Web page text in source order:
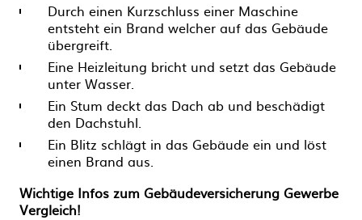
Durch einen Kurzschluss einer Maschine
entsteht ein Brand welcher auf das Gebäude
übergreift.
Eine Heizleitung bricht und setzt das Gebäude
unter Wasser.
Ein Stum deckt das Dach ab und beschädigt
den Dachstuhl.
Ein Blitz schlägt in das Gebäude ein und löst
einen Brand aus.
Wichtige Infos zum Gebäudeversicherung Gewerbe
Vergleich!